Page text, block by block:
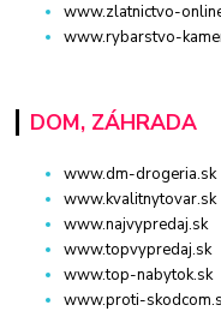
www.zlatnictvo-
www.rybarstvo-
DOM, ZÁHRADA
www.dm-drogeria.sk
www.kvalitnytovar.sk
www.najvypredaj.sk
www.topvypredaj.sk
www.top-nabytok.sk
www.proti-